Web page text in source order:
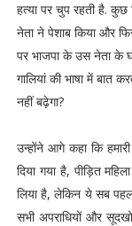
हत्या पर चुप रहती है.
नेता ने पेशाब किया और
पर भाजपा के उस नेता के
गालियां की भाषा में बात
नहीं बढ़ेगा?
उन्होंने आगे कहा कि
दिया गया है, पीड़ित
लिया है, लेकिन ये सब
सभी अपराधियों और